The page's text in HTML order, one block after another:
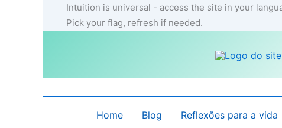
Intuition is universal - access the site in your
Pick your flag, refresh if needed.
Home Blog Reflexões para a vida